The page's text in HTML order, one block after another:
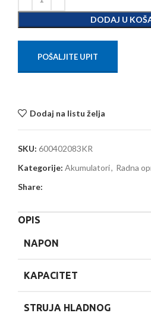
DODAJ U
POŠALJITE UPIT
Dodaj na listu želja
SKU: 600402083KR
Kategorije: Akumulatori, Radna
Share:
OPIS
NAPON
KAPACITET
STRUJA HLADNOG